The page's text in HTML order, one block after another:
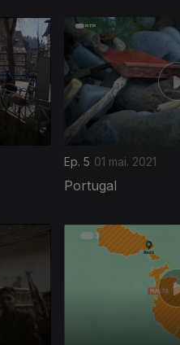
Ep. 5 01 mai. 2021
Portugal